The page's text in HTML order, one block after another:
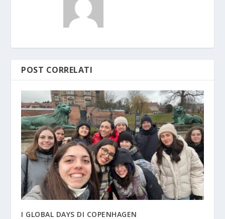
POST CORRELATI
I GLOBAL DAYS DI COPENHAGEN